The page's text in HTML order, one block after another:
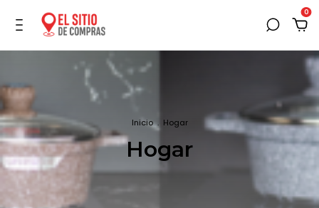
0
Inicio . Hogar
Hogar